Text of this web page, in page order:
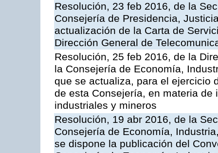
Resolución, 23 feb 2016, de la
Consejería de Presidencia,
actualización de la Carta de
Dirección General de
Resolución, 25 feb 2016, de la
la Consejería de Economía,
que se actualiza, para el ejercicio
de esta Consejería, en materia
industriales y mineros
Resolución, 19 abr 2016, de la
Consejería de Economía,
se dispone la publicación del